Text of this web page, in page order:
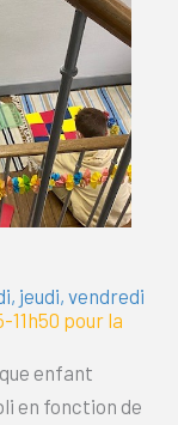
jeudi, vendredi
11h50 pour la
enfant
en fonction de